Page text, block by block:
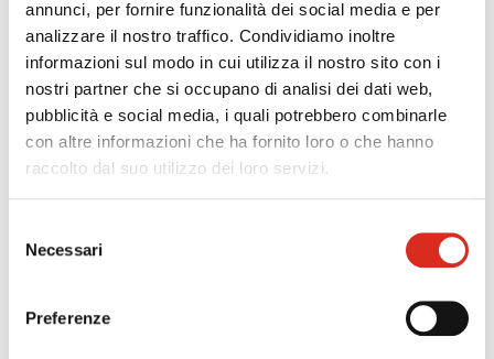
annunci, per fornire funzionalità dei social media e per
analizzare il nostro traffico. Condividiamo inoltre
informazioni sul modo in cui utilizza il nostro sito con i
nostri partner che si occupano di analisi dei dati web,
pubblicità e social media, i quali potrebbero combinarle
con altre informazioni che ha fornito loro o che hanno
raccolto dal suo utilizzo dei loro servizi.
delNecessari
Preferenze
Con l'Avviso 2/2020 Fondimpresa ha stanziato
milioni di eurola realizzazione di Piani formativi
condivisi esclusivamente interaziendali rivolti ai
lavoratori delle micro e piccole imprese aderenti.
Leggi la notizia
NUOVA SABATINI – EROGAZIONE
CONTRIBUTO IN UNICA SOLUZIONE FINO A
200.000